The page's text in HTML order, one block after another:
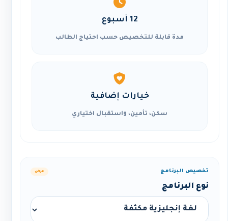
12 أسبوع
مدة قابلة للتخصيص حسب احتياج الطالب
خيارات إضافية
سكن، تأمين، واستقبال اختياري
تخصيص البرنامج عرض
نوع البرنامج